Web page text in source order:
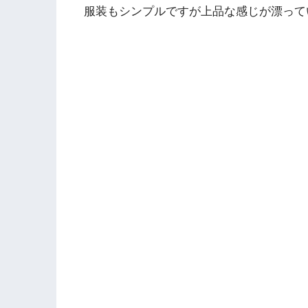
服装もシンプルですが上品な感じが漂っ